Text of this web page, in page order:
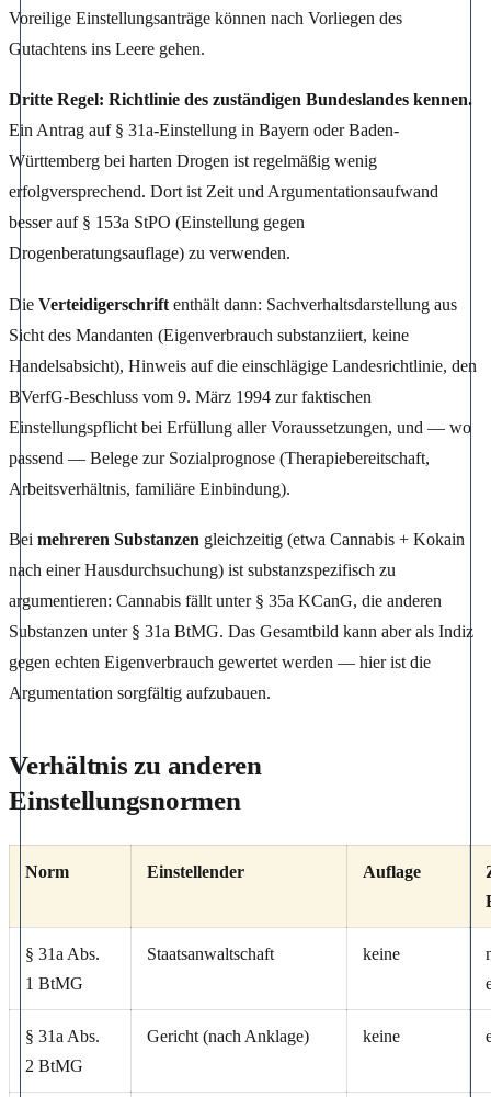
Voreilige Einstellungsanträge können nach Vorliegen des
Gutachtens ins Leere gehen.
Dritte Regel: Richtlinie des zuständigen Bundeslandes kennen.
Ein Antrag auf § 31a-Einstellung in Bayern oder Baden-
Württemberg bei harten Drogen ist regelmäßig wenig
erfolgversprechend. Dort ist Zeit und Argumentationsaufwand
besser auf § 153a StPO (Einstellung gegen
Drogenberatungsauflage) zu verwenden.
Die Verteidigerschrift enthält dann: Sachverhaltsdarstellung aus
Sicht des Mandanten (Eigenverbrauch substanziiert, keine
Handelsabsicht), Hinweis auf die einschlägige Landesrichtlinie, den
BVerfG-Beschluss vom 9. März 1994 zur faktischen
Einstellungspflicht bei Erfüllung aller Voraussetzungen, und — wo
passend — Belege zur Sozialprognose (Therapiebereitschaft,
Arbeitsverhältnis, familiäre Einbindung).
Bei mehreren Substanzen gleichzeitig (etwa Cannabis + Kokain
nach einer Hausdurchsuchung) ist substanzspezifisch zu
argumentieren: Cannabis fällt unter § 35a KCanG, die anderen
Substanzen unter § 31a BtMG. Das Gesamtbild kann aber als Indiz
gegen echten Eigenverbrauch gewertet werden — hier ist die
Argumentation sorgfältig aufzubauen.
Verhältnis zu anderen
Einstellungsnormen
Norm Einstellender Auflage
§ 31a Abs.
1 BtMG
Staatsanwaltschaft keine
§ 31a Abs.
2 BtMG
Gericht (nach Anklage) keine